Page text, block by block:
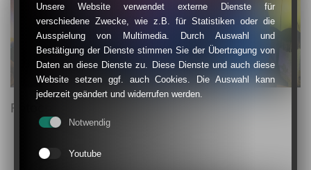
Fotocredit: Tobias Müller
Unsere Website verwendet externe Dienste für
verschiedene Zwecke, wie z.B. für Statistiken oder die
Ausspielung von Multimedia. Durch Auswahl und
Bestätigung der Dienste stimmen Sie der Übertragung von
Daten an diese Dienste zu. Diese Dienste und auch diese
Website setzen ggf. auch Cookies. Die Auswahl kann
jederzeit geändert und widerrufen werden.
Notwendig
Youtube